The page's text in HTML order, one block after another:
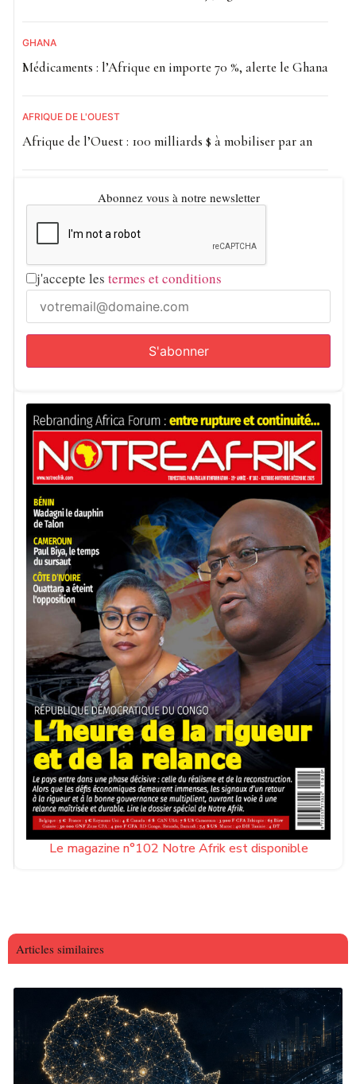
GHANA
Médicaments : l’Afrique en importe 70 %, alerte le Ghana
AFRIQUE DE L'OUEST
Afrique de l’Ouest : 100 milliards $ à mobiliser par an
Abonnez vous à notre newsletter
j'accepte les termes et conditions
Le magazine n°102 Notre Afrik est disponible
Articles similaires